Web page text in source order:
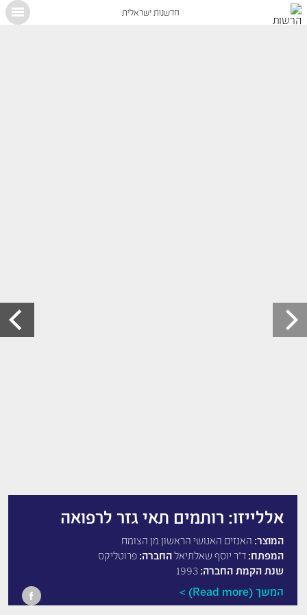
חדשנות ישראלית
אללייזו: רותמים תאי גזר לרפואה
המוצר: האנזים האנושי הראשון מן הצומח
המפתח: ד"ר יוסף שאלתיאלהחברה: פרוטליקס
שנת הקמת החברה:
המשך (Read more)
X